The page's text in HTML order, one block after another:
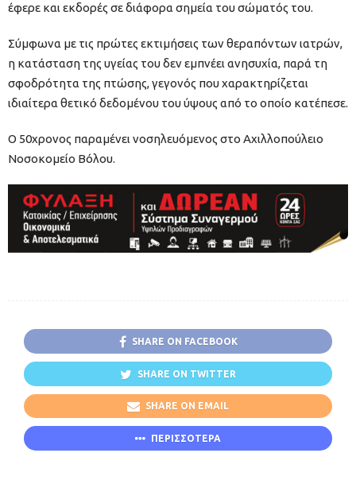
έφερε και εκδορές σε διάφορα σημεία του σώματός του.
Σύμφωνα με τις πρώτες εκτιμήσεις των θεραπόντων ιατρών,
η κατάσταση της υγείας του δεν εμπνέει ανησυχία, παρά τη
σφοδρότητα της πτώσης, γεγονός που χαρακτηρίζεται
ιδιαίτερα θετικό δεδομένου του ύψους από το οποίο κατέπεσε.
Ο 50χρονος παραμένει νοσηλευόμενος στο Αχιλλοπούλειο
Νοσοκομείο Βόλου.
SHARE ON FACEBOOK
SHARE ON TWITTER
SHARE ON EMAIL
ΠΕΡΙΣΣΟΤΕΡΑ